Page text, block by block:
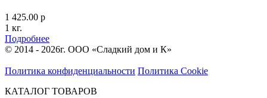
1 425.00 р
1 кг.
Подробнее
© 2014 - 2026г. ООО «Сладкий дом и К»
Политика конфиденциальности Политика Cookie
КАТАЛОГ ТОВАРОВ